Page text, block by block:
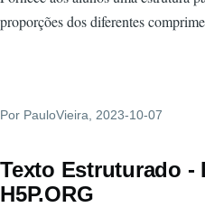
proporções dos diferentes
Por PauloVieira , 2023-10-07
Texto Estruturado -
H5P.ORG